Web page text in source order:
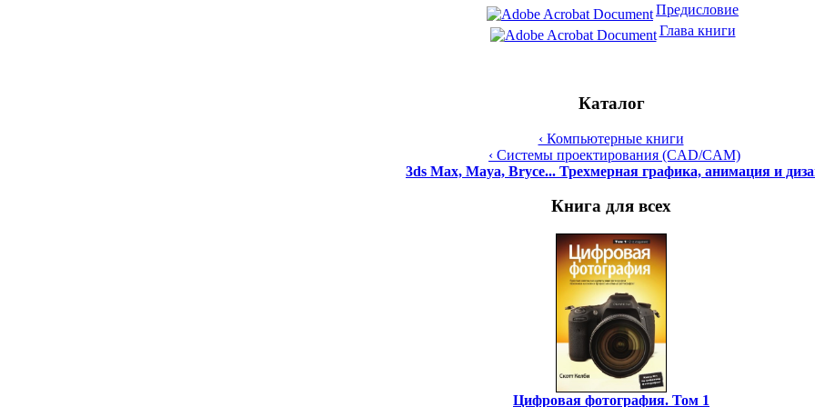
Предисловие
Глава книги
Каталог
‹ Компьютерные книги
‹ Системы проектирования (CAD/CAM)
3ds Max, Maya, Bryce... Трехмерная графика, анимация и
Книга для всех
Цифровая фотография. Том 1